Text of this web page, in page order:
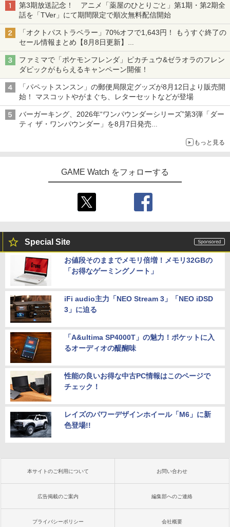
第3期放送記念！ アニメ「薬屋のひとりごと」第1期・第2期全
話を「TVer」にて期間限定で順次無料配信開始
「オクトパストラベラー」70%オフで1,643円！ もうすぐ終了の
セール情報まとめ【8月8日更新】
ニンテンドーeショップでは「大神 絶景版」が67%オフで990円
ファミマで「ポケモンフレンダ」ピカチュウ&ゼラオラのフレン
ダピックがもらえるキャンペーン開催！
「パペットスンスン」の郵便局限定グッズが8月12日より販売開
始！ マスコットやがまぐち、レターセットなどが登場
バーガーキング、2026年“ワンパウンダーシリーズ”第3弾「ダー
ティ ザ・ワンパウンダー」を8月7日発売
もっと見る
GAME Watch をフォローする
Special Site
お値段そのままでメモリ倍増！メモリ32GBの
「お得なゲーミングノート」
iFi audio主力「NEO Stream 3」「NEO iDSD
3」に迫る
「A&ultima SP4000T」の魅力！ポケットに入
るオーディオの醍醐味
性能の良いお得な中古PC情報はこのページで
チェック！
レイズのパワーデザインホイール「M6」に新
色登場!!
本サイトのご利用について お問い合わせ
広告掲載のご案内 編集部へのご連絡
プライバシーポリシー 会社概要